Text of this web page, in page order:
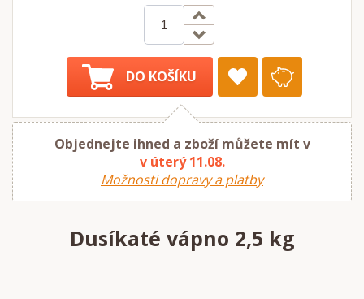
DO KOŠÍKU
Objednejte ihned a zboží můžete mít v
v úterý 11.08.
Možnosti dopravy a platby
Dusíkaté vápno 2,5 kg